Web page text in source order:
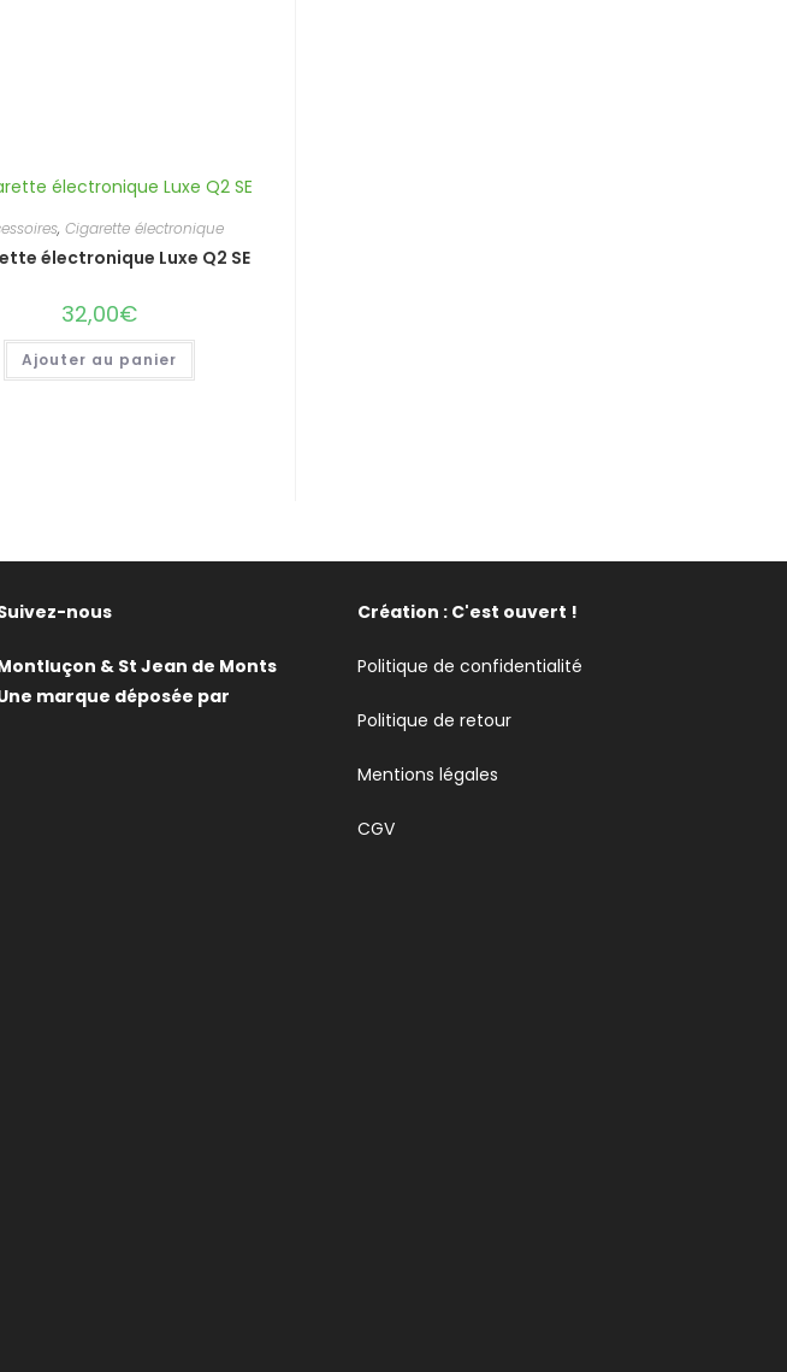
,Cigarette électronique
électronique Luxe Q2 SE
32,00€
Ajouter au panier
nous
& St Jean de Monts
marque déposée par
Création : C'est ouvert !
Politique de confidentialité
Politique de retour
Mentions légales
CGV